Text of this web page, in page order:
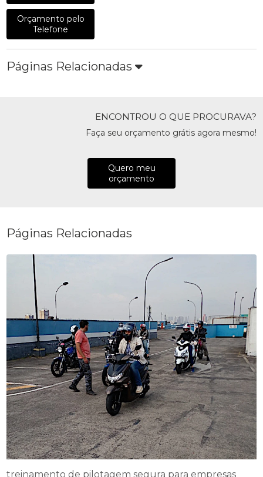
Orçamento pelo
Telefone
Páginas Relacionadas
ENCONTROU O QUE PROCURAVA?
Faça seu orçamento grátis agora mesmo!
Quero meu
orçamento
Páginas Relacionadas
treinamento de pilotagem segura para empresas